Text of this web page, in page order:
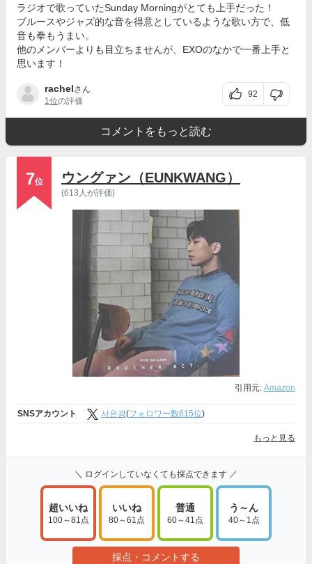
ラジオで歌っていたSunday Morningがとても上手だった！
ブルースやジャズ的な音を得意としているような歌い方で、低
音も拳もうまい。
他のメンバーよりも目立ちませんが、EXOのなかで一番上手と
思います！
rachelさん
1位の評価
92
コメントをもっと読む
7位 ウングァン（EUNKWANG）
(613人が評価)
引用元: Amazon
SNSアカウント 서은광(フォロワー数615位)
もっと見る
＼ ログインしていなくても採点できます ／
超いいね
100～81点
いいね
80～61点
普通
60～41点
う～ん
40～1点
採点・コメントする